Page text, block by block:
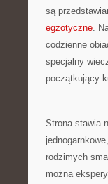
są
egzotyczne.
codzienne
specjalny
początkujący
Strona stawia
rodzimych
można